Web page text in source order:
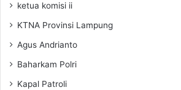
ketua komisi ii
KTNA Provinsi Lampung
Agus Andrianto
Baharkam Polri
Kapal Patroli